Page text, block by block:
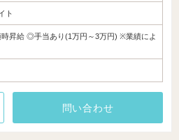
ト
昇給 ◎手当あり(1万円～3万円) ※業績によ
問い合わせ